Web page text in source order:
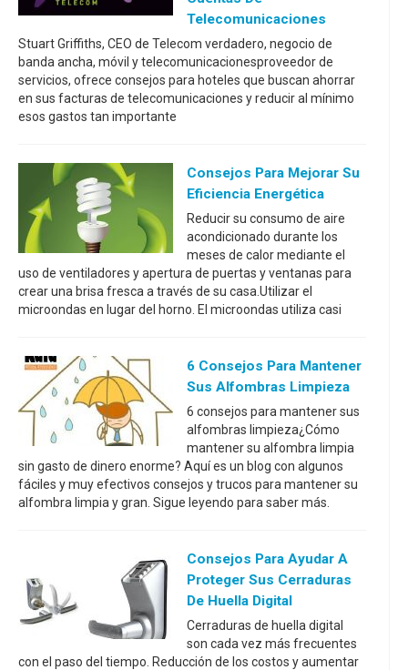
Telecomunicaciones
Stuart Griffiths, CEO de Telecom verdadero, negocio de
banda ancha, móvil y telecomunicacionesproveedor de
servicios, ofrece consejos para hoteles que buscan ahorrar
en sus facturas de telecomunicaciones y reducir al mínimo
esos gastos tan importante
Consejos Para Mejorar Su
Eficiencia Energética
Reducir su consumo de aire
acondicionado durante los
meses de calor mediante el
uso de ventiladores y apertura de puertas y ventanas para
crear una brisa fresca a través de su casa.Utilizar el
microondas en lugar del horno. El microondas utiliza casi
6 Consejos Para Mantener
Sus Alfombras Limpieza
6 consejos para mantener sus
alfombras limpieza¿Cómo
mantener su alfombra limpia
sin gasto de dinero enorme? Aquí es un blog con algunos
fáciles y muy efectivos consejos y trucos para mantener su
alfombra limpia y gran. Sigue leyendo para saber más.
Consejos Para Ayudar A
Proteger Sus Cerraduras
De Huella Digital
Cerraduras de huella digital
son cada vez más frecuentes
con el paso del tiempo. Reducción de los costos y aumentar